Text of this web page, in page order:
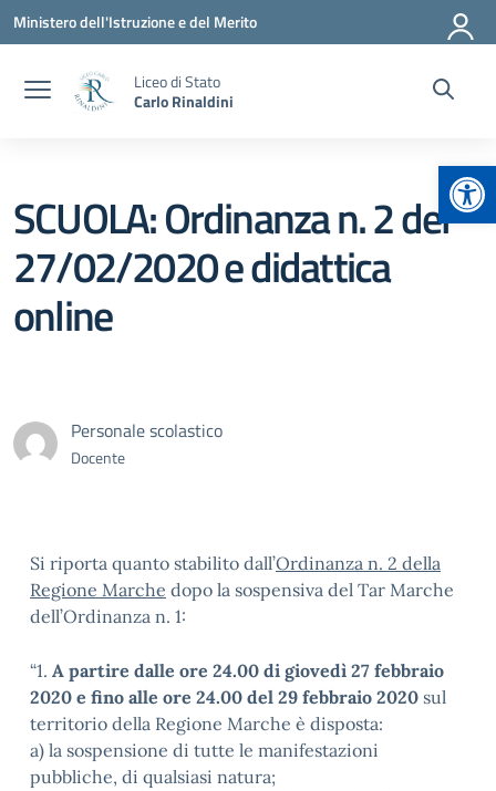
Vai ai contenuti
Vai al menu di navigazione
Vai al footer
Ministero dell'Istruzione e del Merito
Liceo di Stato
Carlo Rinaldini
SCUOLA: Ordinanza n. 2 del
27/02/2020 e didattica
online
Personale scolastico
Docente
Si riporta quanto stabilito dall’Ordinanza n. 2 della
Regione Marche dopo la sospensiva del Tar Marche
dell’Ordinanza n. 1:
“1. A partire dalle ore 24.00 di giovedì 27 febbraio
2020 e fino alle ore 24.00 del 29 febbraio 2020 sul
territorio della Regione Marche è disposta:
a) la sospensione di tutte le manifestazioni
pubbliche, di qualsiasi natura;